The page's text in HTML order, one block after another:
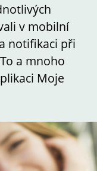
v mobilní
notifikaci při
To a mnoho
Moje